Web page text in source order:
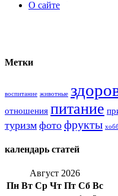
О сайте
Метки
воспитание животные
отношения питание
туризм фото фрукты
календарь статей
Август 2026
Пн Вт Ср Чт Пт Сб Вс